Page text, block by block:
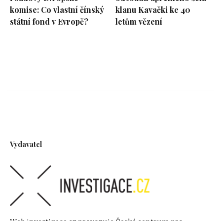
komise: Co vlastní čínský
státní fond v Evropě?
klanu Kavački ke 40
letům vězení
Vydavatel